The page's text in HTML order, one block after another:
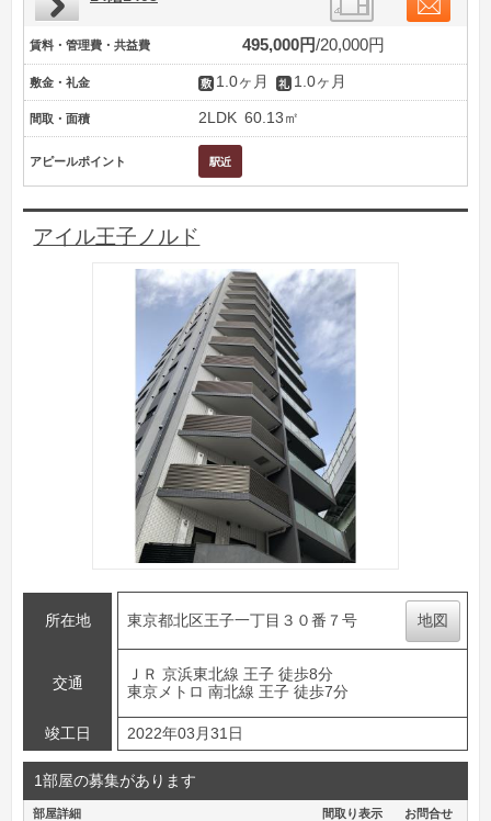
賃料・管理費・共益費 495,000円 20,000円
敷金・礼金 1.0ヶ月 1.0ヶ月
間取・面積 2LDK 60.13㎡
アピールポイント
アイル王子ノルド
所在地 東京都北区王子一丁目３０番７号 地図
交通
ＪＲ 京浜東北線 王子 徒歩8分
東京メトロ 南北線 王子 徒歩7分
竣工日 2022年03月31日
1部屋の募集があります
部屋詳細 間取り表示 お問合せ